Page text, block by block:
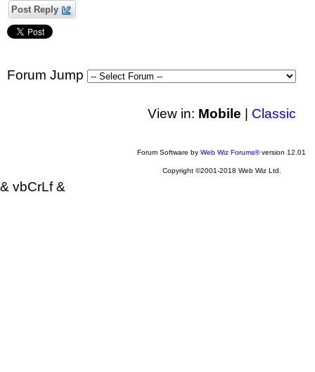
Post Reply
Forum Jump
View in: Mobile Classic
Forum Software by Web Wiz Forums®version 12.01
Copyright ©2001-2018 Web Wiz Ltd.
& vbCrLf &